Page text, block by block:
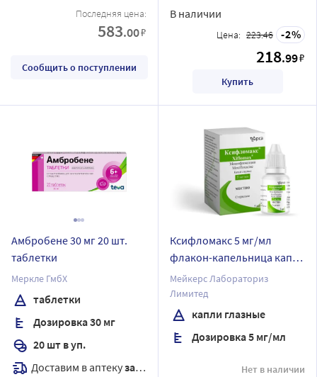
Последняя цена:
583.00₽
Сообщить о поступлении
В наличии
Цена: 223.46 2
218.99₽
Купить
Амбробене 30 мг 20 шт.
таблетки
Меркле ГмбХ
таблетки
Дозировка 30 мг
20 шт в уп.
Доставим в аптекузавтра
Ксифломакс 5 мг/мл
флакон-капельница капли
глазные 5 мл
Мейкерс Лабораториз
Лимитед
капли глазные
Дозировка 5 мг/мл
Нет в наличии